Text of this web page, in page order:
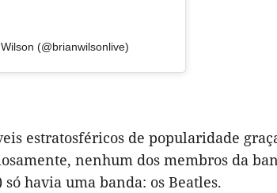
(@brianwilsonlive)
estratosféricos de popularidade
nenhum dos membros da
havia uma banda: os Beatles.